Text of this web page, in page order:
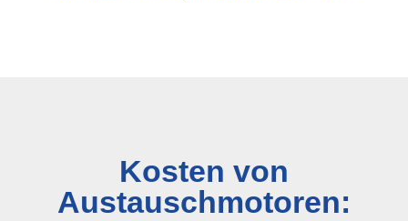
Kosten von
Austauschmotoren: